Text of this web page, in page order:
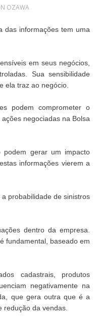
OZAWA
das informações tem uma
em seus negócios,
Sua sensibilidade
ela traz ao negócio.
podem comprometer o
negociadas na Bolsa
podem gerar um impacto
informações vierem a
probabilidade de sinistros
dentro da empresa.
fundamental, baseado em
cadastrais, produtos
negativamente na
que gera outra que é a
redução da vendas.